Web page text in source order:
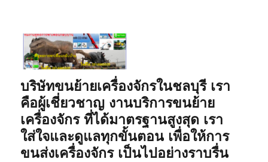
บริษัทขนย้ายเครื่องจักรในชลบุรี เรา
คือผู้เชี่ยวชาญ งานบริการขนย้าย
เครื่องจักร ที่ได้มาตรฐานสูงสุด เรา
ใส่ใจและดูแลทุกขั้นตอน เพื่อให้การ
ขนส่งเครื่องจักร เป็นไปอย่างราบรื่น